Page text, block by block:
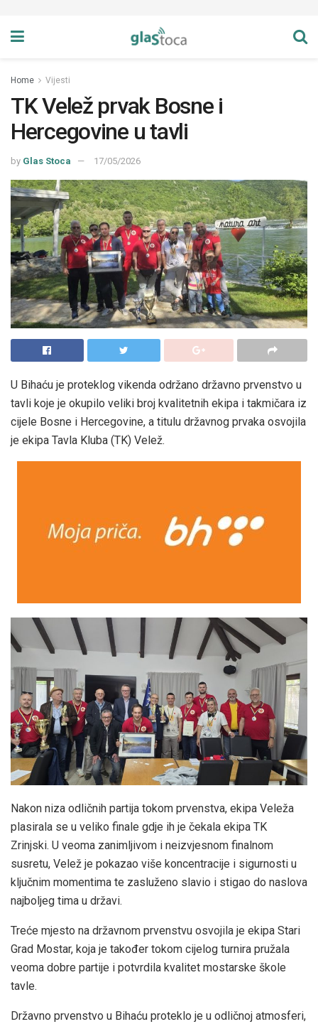
Home Vijesti
TK Velež prvak Bosne i
Hercegovine u tavli
by Glas Stoca 17/05/2026
U Bihaću je proteklog vikenda održano državno prvenstvo u
tavli koje je okupilo veliki broj kvalitetnih ekipa i takmičara iz
cijele Bosne i Hercegovine, a titulu državnog prvaka osvojila
je ekipa Tavla Kluba (TK) Velež.
Nakon niza odličnih partija tokom prvenstva, ekipa Veleža
plasirala se u veliko finale gdje ih je čekala ekipa TK
Zrinjski. U veoma zanimljivom i neizvjesnom finalnom
susretu, Velež je pokazao više koncentracije i sigurnosti u
ključnim momentima te zasluženo slavio i stigao do naslova
najboljeg tima u državi.
Treće mjesto na državnom prvenstvu osvojila je ekipa Stari
Grad Mostar, koja je također tokom cijelog turnira pružala
veoma dobre partije i potvrdila kvalitet mostarske škole
tavle.
Državno prvenstvo u Bihaću proteklo je u odličnoj atmosferi,